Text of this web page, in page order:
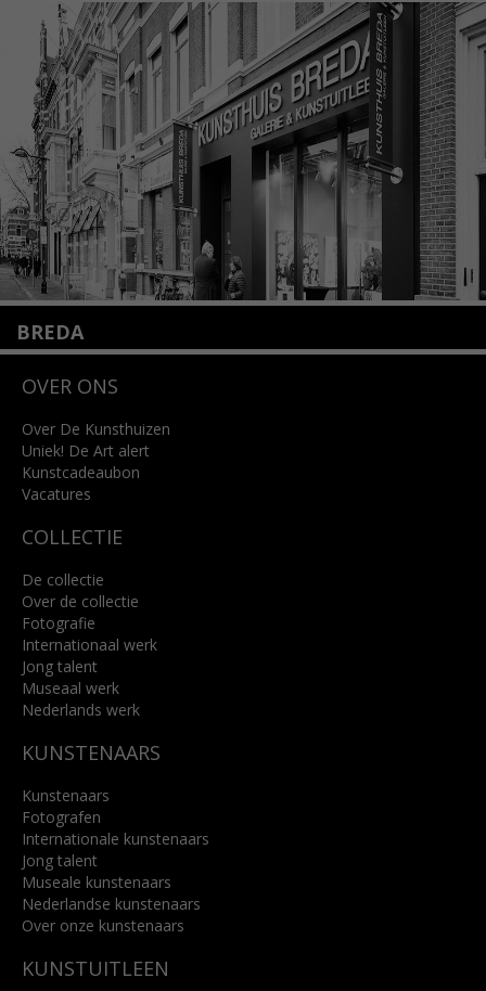
Amstelveenseweg 135
1075 VX Amsterdam
+31 (0)20 2332546
info@kunsthuisamsterdam.nl
Lees meer
BREDA
4818 SB Breda
info@kunsthuisbreda.nl
Lees meer
OVER ONS
Over De Kunsthuizen
Uniek! De Art alert
Kunstcadeaubon
Vacatures
COLLECTIE
De collectie
Over de collectie
Fotografie
Internationaal werk
Jong talent
Museaal werk
Nederlands werk
KUNSTENAARS
Kunstenaars
Fotografen
Internationale kunstenaars
Jong talent
Museale kunstenaars
Nederlandse kunstenaars
Over onze kunstenaars
KUNSTUITLEEN